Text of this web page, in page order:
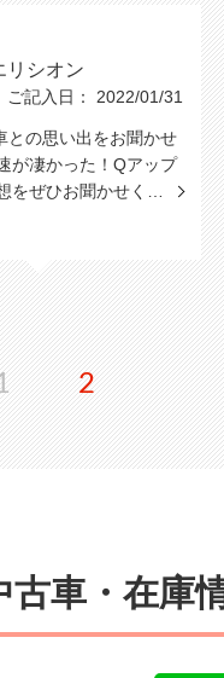
リシオン
ご記入日： 2022/01/31
との思い出をお聞かせ
が凄かった！Qアップ
をぜひお聞かせく…
2
古車・在庫